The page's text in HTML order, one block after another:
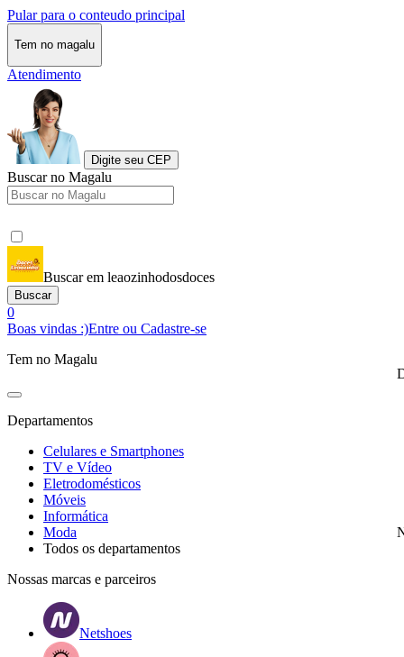
Pular para o conteudo principal
Tem no magalu
Atendimento
Digite seu CEP
Buscar no Magalu
Buscar em leaozinhodosdoces
Buscar
0
Boas vindas :)Entre ou Cadastre-se
Tem no Magalu
Departamentos
Celulares e Smartphones
TV e Vídeo
Eletrodomésticos
Móveis
Informática
Moda
Todos os departamentos
Nossas marcas e parceiros
Netshoes